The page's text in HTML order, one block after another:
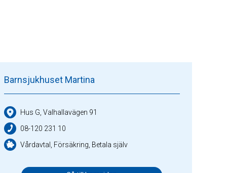
Barnsjukhuset Martina
Hus G, Valhallavägen 91
08-120 231 10
Vårdavtal, Försäkring, Betala själv